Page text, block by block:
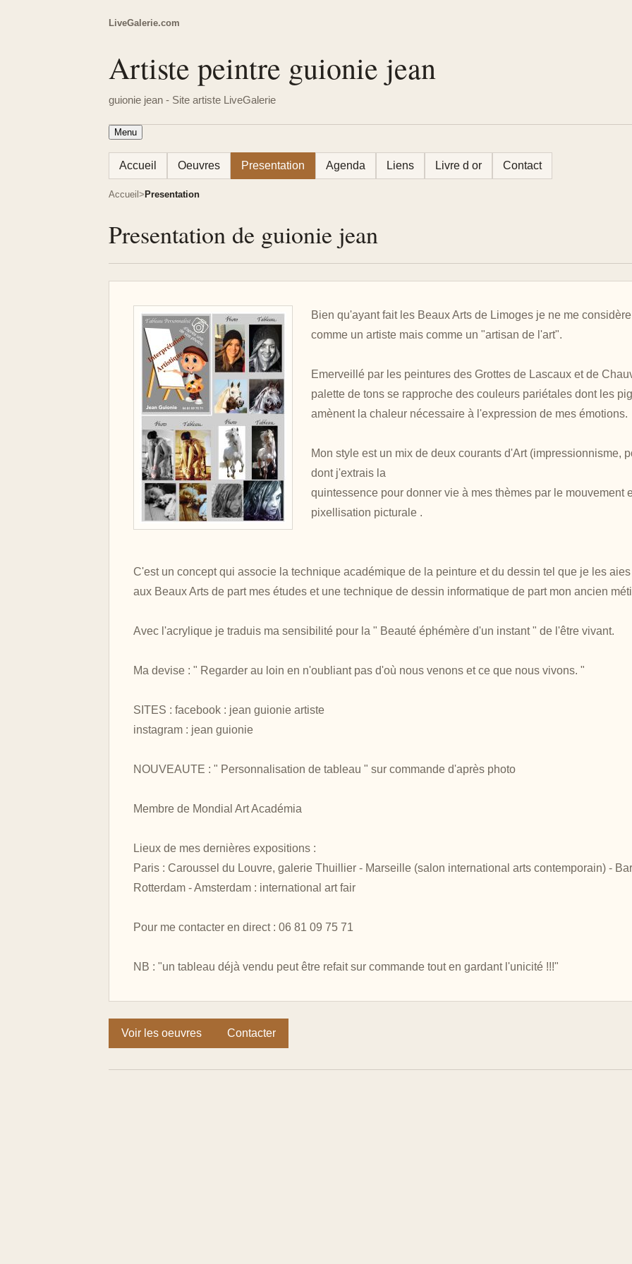
LiveGalerie.com
Artiste peintre guionie jean
guionie jean - Site artiste LiveGalerie
Menu
Accueil Oeuvres Presentation Agenda Liens Livre d or Contact
Accueil Presentation
Presentation de guionie jean
Bien qu'ayant fait les Beaux Arts de Limoges je ne me
comme un artiste mais comme un "artisan de l'art".
Emerveillé par les peintures des Grottes de Lascaux et de
palette de tons se rapproche des couleurs pariétales dont les
amènent la chaleur nécessaire à l'expression de mes émotions.
Mon style est un mix de deux courants d'Art (impressionnisme,
dont j'extrais la
quintessence pour donner vie à mes thèmes par le mouvement
pixellisation picturale .
C'est un concept qui associe la technique académique de la peinture et du dessin tel que je les
aux Beaux Arts de part mes études et une technique de dessin informatique de part mon ancien
Avec l'acrylique je traduis ma sensibilité pour la " Beauté éphémère d'un instant " de l'être vivant.
Ma devise : " Regarder au loin en n'oubliant pas d'où nous venons et ce que nous vivons. "
SITES : facebook : jean guionie artiste
instagram : jean guionie
NOUVEAUTE : " Personnalisation de tableau " sur commande d'après photo
Membre de Mondial Art Académia
Lieux de mes dernières expositions :
Paris : Caroussel du Louvre, galerie Thuillier - Marseille (salon international arts contemporain) -
Rotterdam - Amsterdam : international art fair
Pour me contacter en direct : 06 81 09 75 71
NB : "un tableau déjà vendu peut être refait sur commande tout en gardant l'unicité !!!"
Voir les oeuvres Contacter